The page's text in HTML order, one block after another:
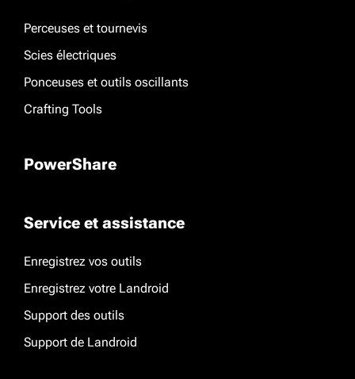
Perceuses et tournevis
Scies électriques
Ponceuses et outils oscillants
Crafting Tools
PowerShare
Service et assistance
Enregistrez vos outils
Enregistrez votre Landroid
Support des outils
Support de Landroid